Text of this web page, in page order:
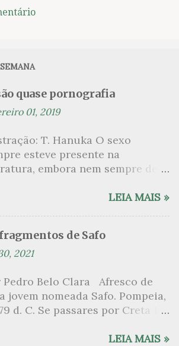
quase pornografia
01, 2019
T. Hanuka O sexo
esteve presente na
embora nem sempre de
mergulharam em sua própria
e findaram por revelar
dessa intimidade o lado
um conjunto de livros
quais os escritores se
livros que dispensam o
Christine Angot, até o presente
LEIA MAIS »
de Safo
2021
Pedro Belo Clara Afresco de
jovem nomeada Safo. Pompeia,
d. C. Se passares por Creta 1
é o pomar de macieiras e do
LEIA MAIS »